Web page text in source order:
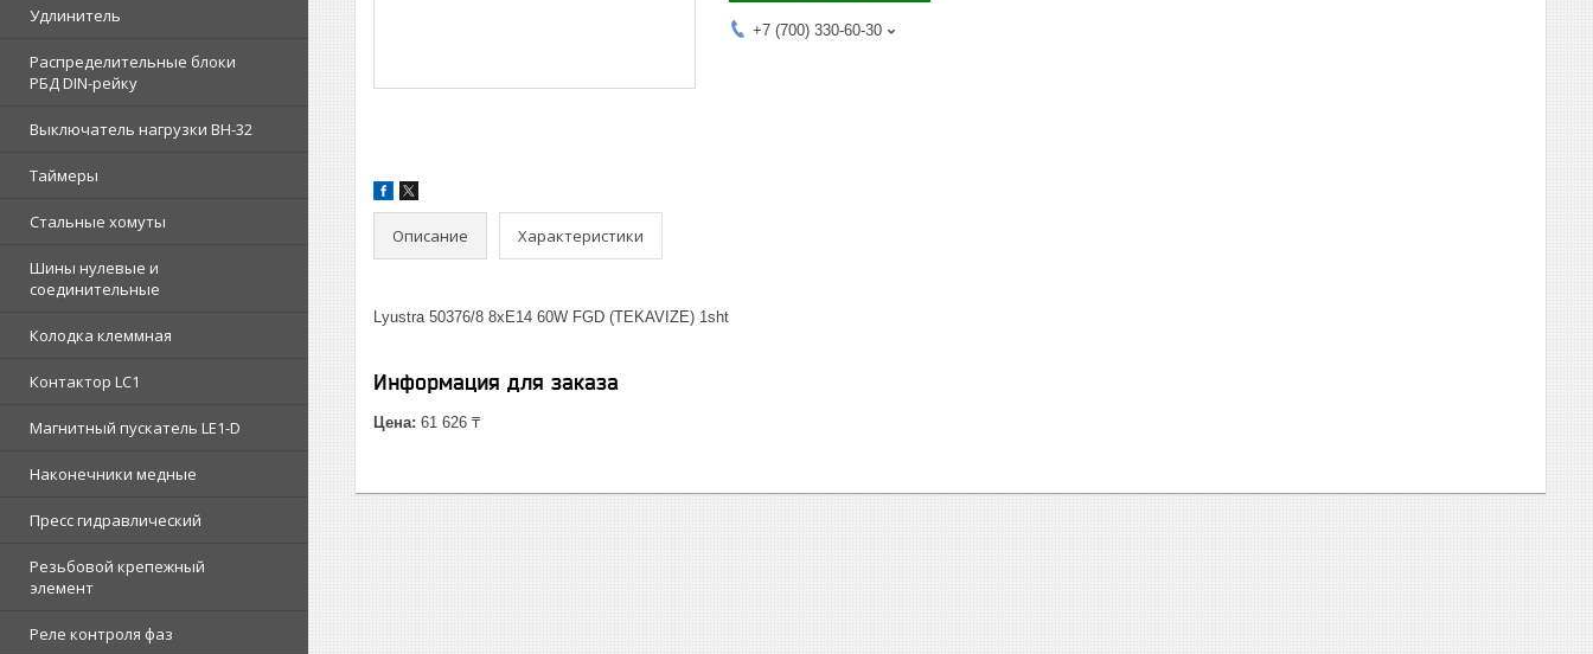
Удлинитель
Распределительные блоки
РБД DIN-рейку
Выключатель нагрузки ВН-32
Таймеры
Стальные хомуты
Шины нулевые и
соединительные
Колодка клеммная
Контактор LC1
Магнитный пускатель LE1-D
Наконечники медные
Пресс гидравлический
Резьбовой крепежный
элемент
Реле контроля фаз
+7 (700) 330-60-30
Описание Характеристики
Lyustra 50376/8 8хE14 60W FGD (TEKAVIZE) 1sht
Информация для заказа
Цена: 61 626 ₸